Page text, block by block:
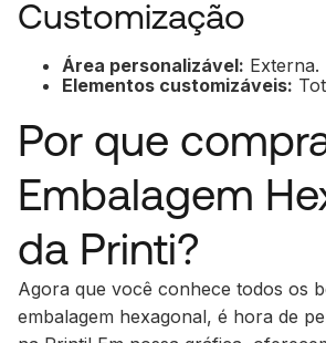
Customização
Área personalizável: Externa.
Elementos customizáveis:
Por que
Embalagem
da Printi?
Agora que você conhece todos os
embalagem hexagonal, é hora de